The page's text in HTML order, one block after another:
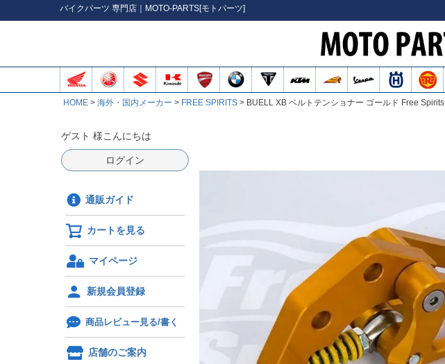
バイクパーツ 専門店｜MOTO-PARTS[モトパーツ]
HOME 海外・国内メーカー FREE SPIRITS BUELL XB ベルトテンショナー ゴールド Free Spirits
ゲスト 様こんにちは
ログイン
通販ガイド
カートを見る
マイページ
新規会員登録
商品レビュー見る/書く
店舗のご案内